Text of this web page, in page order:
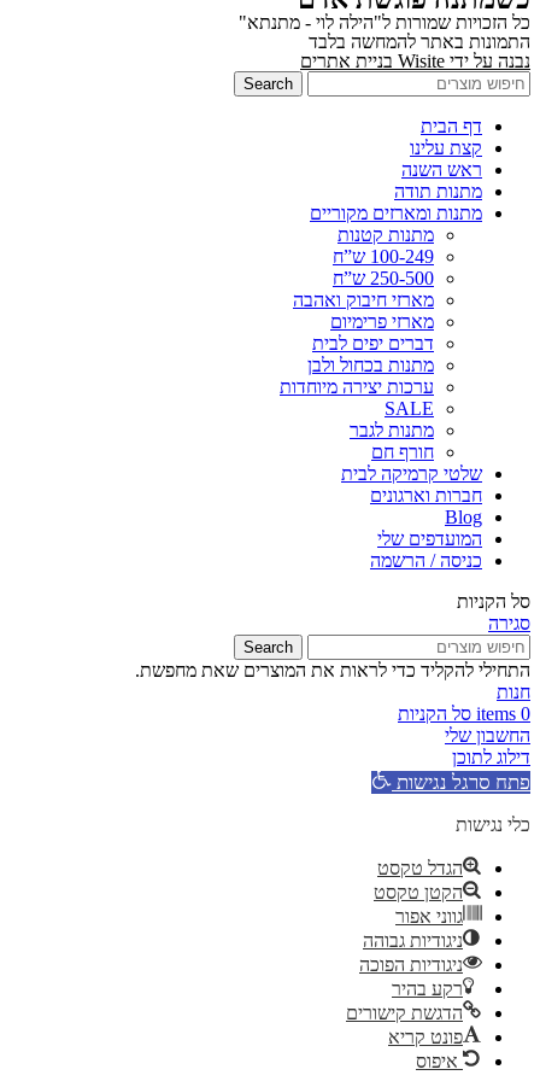
כל הזכויות שמורות ל"הילה לוי - מתנתא"
התמונות באתר להמחשה בלבד
נבנה על ידי Wisite בניית אתרים
Search
דף הבית
קצת עלינו
ראש השנה
מתנות תודה
מתנות ומארזים מקוריים
מתנות קטנות
100-249 ש”ח
250-500 ש”ח
מארזי חיבוק ואהבה
מארזי פרימיום
דברים יפים לבית
מתנות בכחול ולבן
ערכות יצירה מיוחדות
SALE
מתנות לגבר
חורף חם
שלטי קרמיקה לבית
חברות וארגונים
Blog
המועדפים שלי
כניסה / הרשמה
סל הקניות
סגירה
Search
התחילי להקליד כדי לראות את המוצרים שאת מחפשת.
חנות
0
items סל הקניות
החשבון שלי
דילוג לתוכן
פתח סרגל נגישות
כלי נגישות
הגדל טקסט
הקטן טקסט
גווני אפור
ניגודיות גבוהה
ניגודיות הפוכה
רקע בהיר
הדגשת קישורים
פונט קריא
איפוס